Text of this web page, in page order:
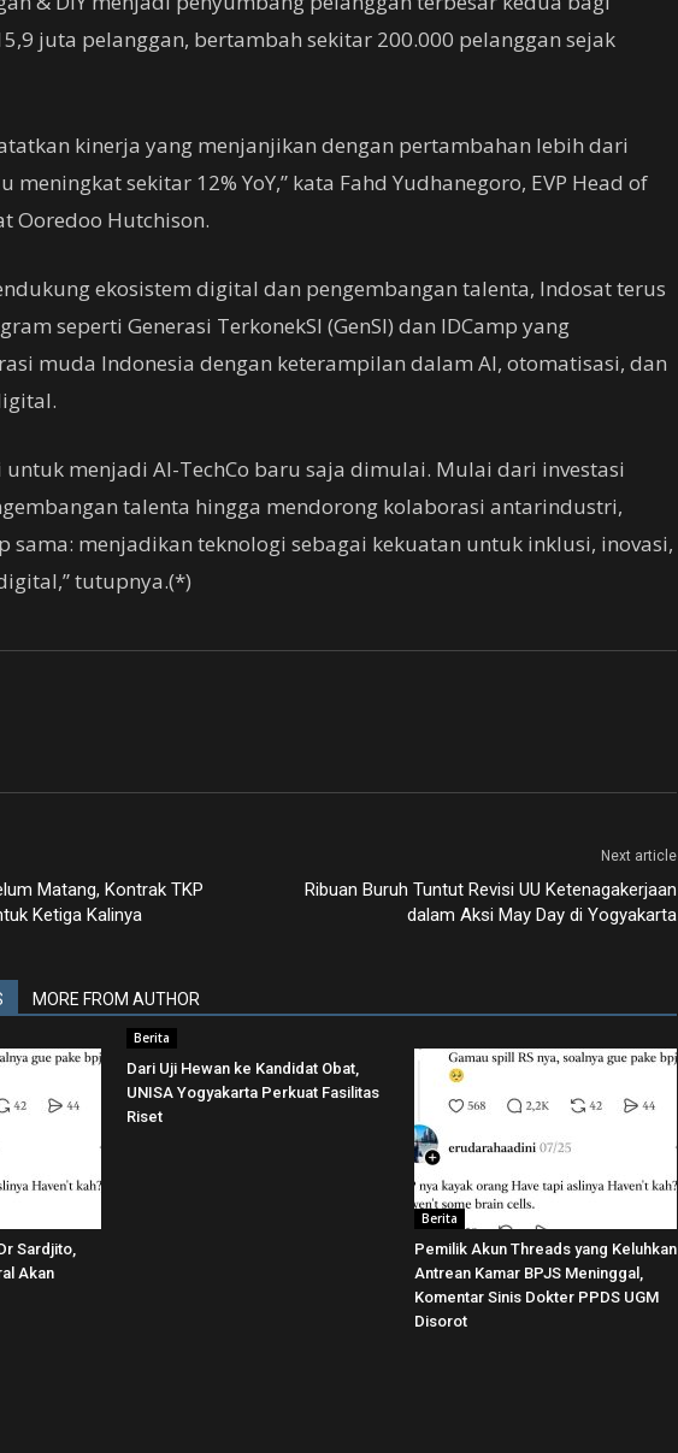
juta pelanggan, bertambah sekitar 200.000 pelanggan sejak
kinerja yang menjanjikan dengan pertambahan lebih dari
meningkat sekitar 12% YoY,” kata Fahd Yudhanegoro, EVP Head of
Ooredoo Hutchison.
ekosistem digital dan pengembangan talenta, Indosat terus
seperti Generasi TerkonekSI (GenSI) dan IDCamp yang
muda Indonesia dengan keterampilan dalam AI, otomatisasi, dan
untuk menjadi AI-TechCo baru saja dimulai. Mulai dari investasi
talenta hingga mendorong kolaborasi antarindustri,
sama: menjadikan teknologi sebagai kekuatan untuk inklusi, inovasi,
tutupnya.(*)
Matang, Kontrak TKP
Ketiga Kalinya
Next article
Ribuan Buruh Tuntut Revisi UU Ketenagakerjaan
dalam Aksi May Day di Yogyakarta
MORE FROM AUTHOR
Sardjito,
Akan
Berita
Dari Uji Hewan ke Kandidat Obat,
UNISA Yogyakarta Perkuat Fasilitas
Riset
Berita
Pemilik Akun Threads yang Keluhkan
Antrean Kamar BPJS Meninggal,
Komentar Sinis Dokter PPDS UGM
Disorot